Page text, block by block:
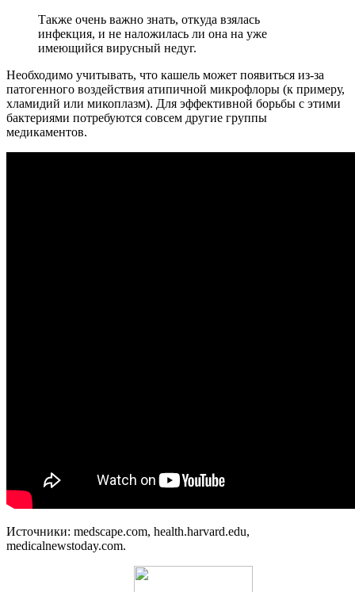
Также очень важно знать, откуда взялась
инфекция, и не наложилась ли она на уже
имеющийся вирусный недуг.
Необходимо учитывать, что кашель может появиться из-за
патогенного воздействия атипичной микрофлоры (к примеру,
хламидий или микоплазм). Для эффективной борьбы с этими
бактериями потребуются совсем другие группы
медикаментов.
Источники: medscape.com, health.harvard.edu,
medicalnewstoday.com.